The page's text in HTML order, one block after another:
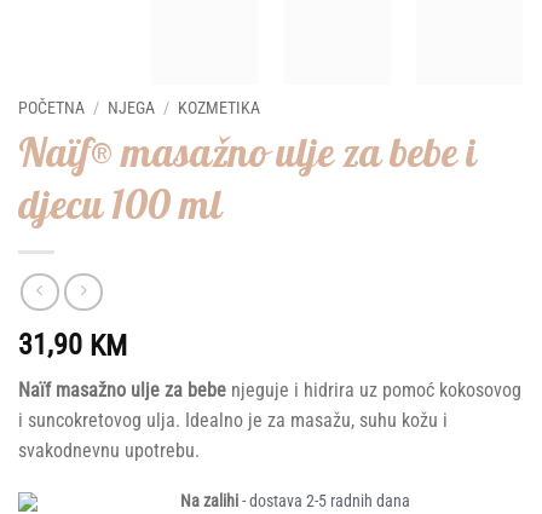
POČETNA / NJEGA / KOZMETIKA
Naïf® masažno ulje za bebe i
djecu 100 ml
31,90 KM
Naïf masažno ulje za bebe njeguje i hidrira uz pomoć kokosovog
i suncokretovog ulja. Idealno je za masažu, suhu kožu i
svakodnevnu upotrebu.
Na zalihi- dostava 2-5 radnih dana